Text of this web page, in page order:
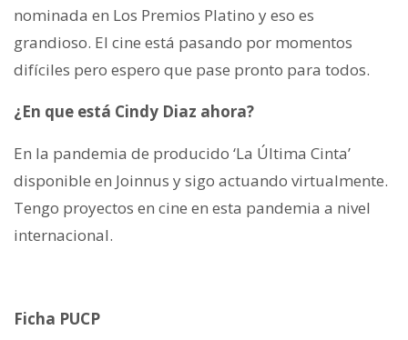
nominada en Los Premios Platino y eso es
grandioso. El cine está pasando por momentos
difíciles pero espero que pase pronto para todos.
¿En que está Cindy Diaz ahora?
En la pandemia de producido ‘La Última Cinta’
disponible en Joinnus y sigo actuando virtualmente.
Tengo proyectos en cine en esta pandemia a nivel
internacional.
Ficha PUCP